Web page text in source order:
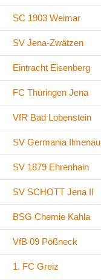
SC 1903 Weimar
SV Jena-Zwätzen
Eintracht Eisenberg
FC Thüringen Jena
VfR Bad Lobenstein
SV Germania Ilmenau
SV 1879 Ehrenhain
SV SCHOTT Jena II
BSG Chemie Kahla
VfB 09 Pößneck
1. FC Greiz